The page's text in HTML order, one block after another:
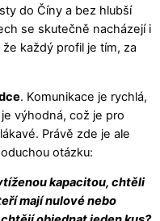
do Číny a bez hlubší
se skutečně nacházejí i
každý profil je tím, za
. Komunikace je rychlá,
výhodná, což je pro
Právě zde je ale
otázku:
kapacitou, chtěli
mají nulové nebo